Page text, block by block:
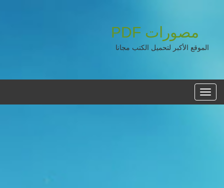
مصورات PDF
الموقع الأكبر لتحميل الكتب مجانا
القائمه
الرئيسية